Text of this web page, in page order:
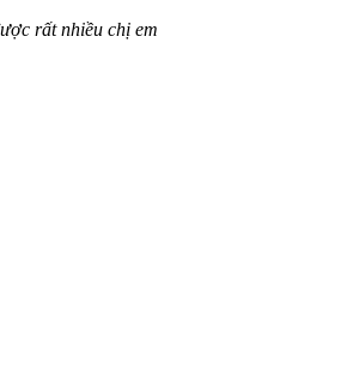
rất nhiều chị em